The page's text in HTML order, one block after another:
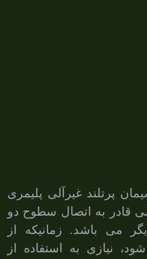
پرتلند غیرآلی پلیمری
قادر به اتصال سطوح دو
می باشد. زمانیکه از
نیازی به استفاده از